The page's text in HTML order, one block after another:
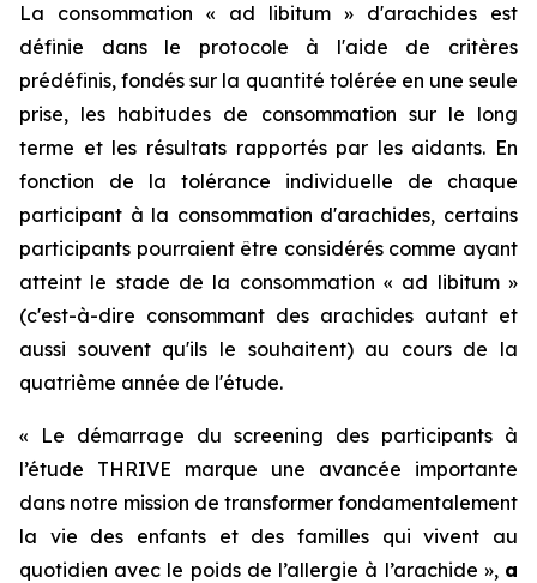
La consommation « ad libitum » d'arachides est
définie dans le protocole à l'aide de critères
prédéfinis, fondés sur la quantité tolérée en une seule
prise, les habitudes de consommation sur le long
terme et les résultats rapportés par les aidants. En
fonction de la tolérance individuelle de chaque
participant à la consommation d'arachides, certains
participants pourraient être considérés comme ayant
atteint le stade de la consommation « ad libitum »
(c'est-à-dire consommant des arachides autant et
aussi souvent qu'ils le souhaitent) au cours de la
quatrième année de l'étude.
« Le démarrage du screening des participants à
l’étude THRIVE marque une avancée importante
dans notre mission de transformer fondamentalement
la vie des enfants et des familles qui vivent au
quotidien avec le poids de l’allergie à l’arachide », a